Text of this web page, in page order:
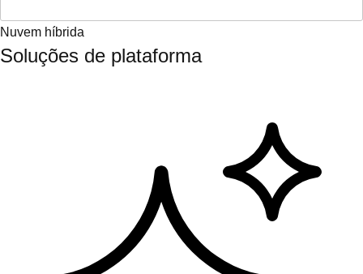
Nuvem híbrida
Soluções de plataforma